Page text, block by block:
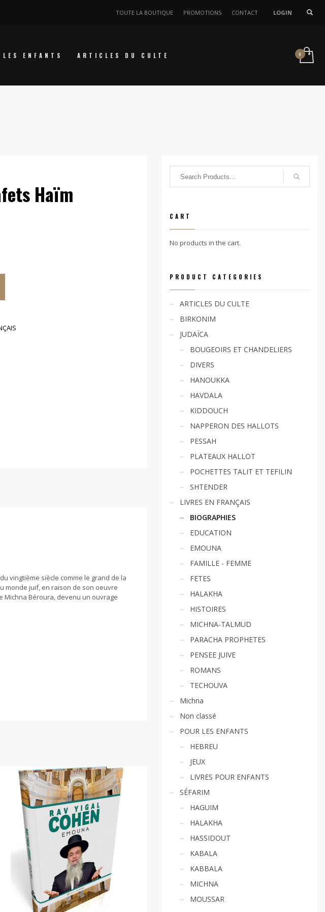
TOUTE LA BOUTIQUE PROMOTIONS CONTACT LOGIN
LES ENFANTS ARTICLES DU CULTE
Haïm
vingtième siècle comme le grand de la
monde juif, en raison de son oeuvre
Michna Béroura, devenu un ouvrage
CART
No products in the cart.
PRODUCT CATEGORIES
ARTICLES DU CULTE
BIRKONIM
JUDAÏCA
BOUGEOIRS ET CHANDELIERS
DIVERS
HANOUKKA
HAVDALA
KIDDOUCH
NAPPERON DES HALLOTS
PESSAH
PLATEAUX HALLOT
POCHETTES TALIT ET TEFILIN
SHTENDER
LIVRES EN FRANÇAIS
BIOGRAPHIES
EDUCATION
EMOUNA
FAMILLE - FEMME
FETES
HALAKHA
HISTOIRES
MICHNA-TALMUD
PARACHA PROPHETES
PENSEE JUIVE
ROMANS
TECHOUVA
Michna
Non classé
POUR LES ENFANTS
HEBREU
JEUX
LIVRES POUR ENFANTS
SÉFARIM
HAGUIM
HALAKHA
HASSIDOUT
KABALA
KABBALA
MICHNA
MOUSSAR